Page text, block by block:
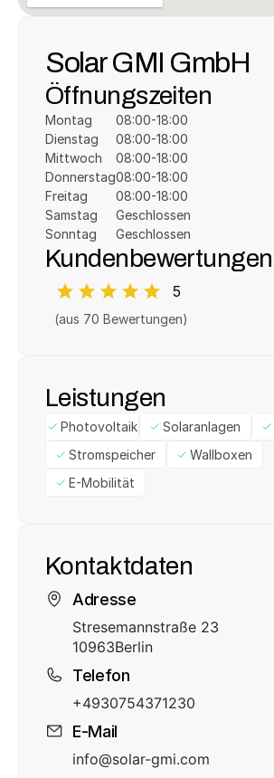
Solar GMI GmbH
Öffnungszeiten
Montag
Dienstag
Mittwoch
Donnerstag
Freitag
Samstag
Sonntag
08:00-18:00
08:00-18:00
08:00-18:00
08:00-18:00
08:00-18:00
Geschlossen
Geschlossen
Kundenbewertungen
5
(aus 70 Bewertungen)
Leistungen
Photovoltaik Solaranlagen
Stromspeicher
Wallboxen
E-Mobilität
Kontaktdaten
Adresse
Stresemannstraße 23
10963Berlin
Telefon
+4930754371230
E-Mail
info@solar-gmi.com